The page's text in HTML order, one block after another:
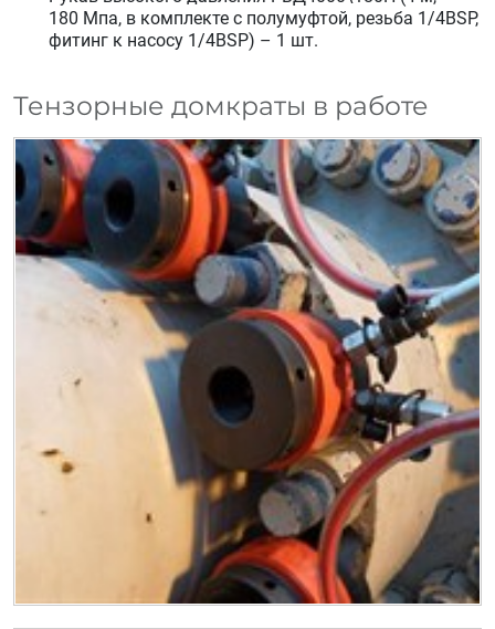
180 Мпа, в комплекте с полумуфтой, резьба 1/4BSP,
фитинг к насосу 1/4BSP) – 1 шт.
Тензорные домкраты в работе